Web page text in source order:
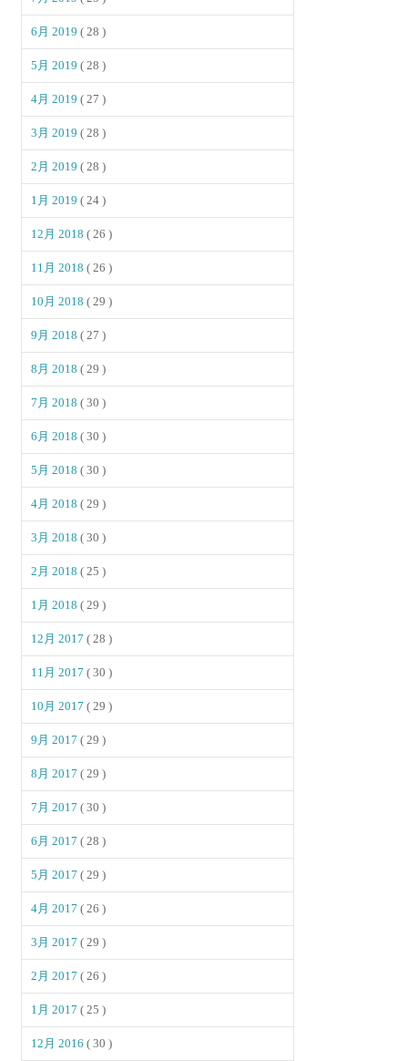
6月 2019( 28 )
5月 2019( 28 )
4月 2019( 27 )
3月 2019( 28 )
2月 2019( 28 )
1月 2019( 24 )
12月 2018( 26 )
11月 2018( 26 )
10月 2018( 29 )
9月 2018( 27 )
8月 2018( 29 )
7月 2018( 30 )
6月 2018( 30 )
5月 2018( 30 )
4月 2018( 29 )
3月 2018( 30 )
2月 2018( 25 )
1月 2018( 29 )
12月 2017( 28 )
11月 2017( 30 )
10月 2017( 29 )
9月 2017( 29 )
8月 2017( 29 )
7月 2017( 30 )
6月 2017( 28 )
5月 2017( 29 )
4月 2017( 26 )
3月 2017( 29 )
2月 2017( 26 )
1月 2017( 25 )
12月 2016( 30 )